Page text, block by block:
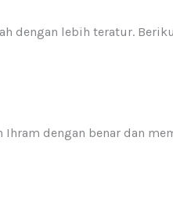
dengan lebih teratur.
dengan benar dan